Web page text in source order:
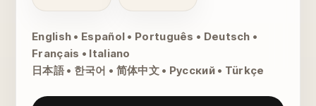
English • Español • Português • Deutsch •
Français • Italiano
日本語 • 한국어 • 简体中文 • Русский • Türkçe